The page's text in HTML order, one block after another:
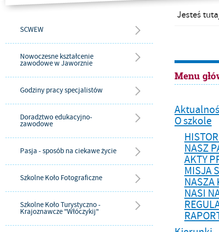
SCWEW
Nowoczesne kształcenie
zawodowe w Jaworznie
Godziny pracy specjalistów
Doradztwo edukacyjno-
zawodowe
Pasja - sposób na ciekawe życie
Szkolne Koło Fotograficzne
Szkolne Koło Turystyczno -
Krajoznawcze "Włóczykij"
Jesteś
Menu
O szkole
NASZ
AKTY
MISJA
NASZA
NASI